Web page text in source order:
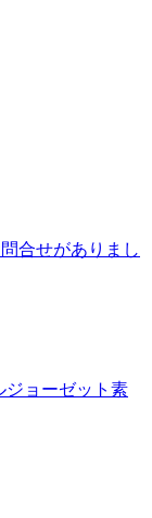
合せがありまし
ョーゼット素